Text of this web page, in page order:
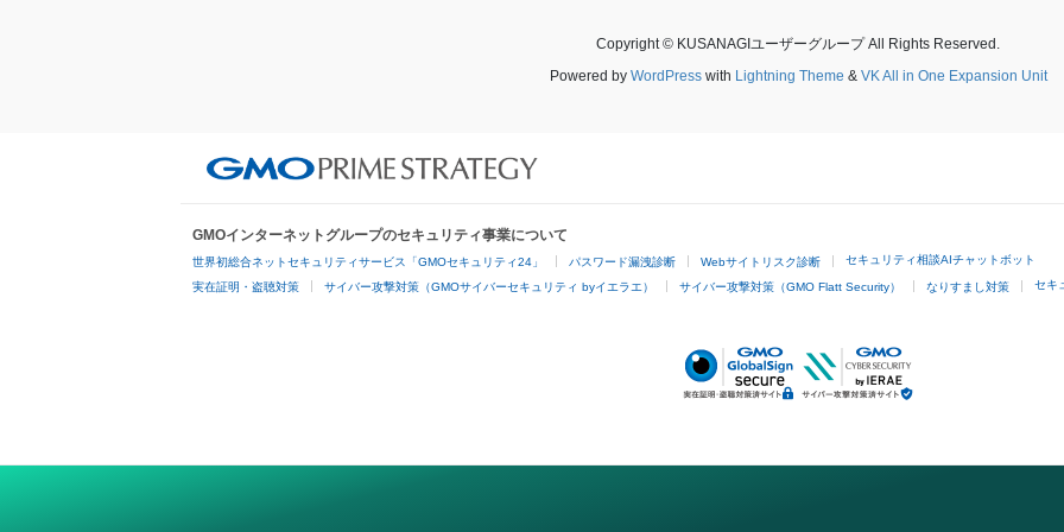
Copyright © KUSANAGIユーザーグループ All Rights Reserved.
Powered by WordPresswith Lightning Theme & VK All in One Expansion Unit
GMOインターネットグループのセキュリティ事業について
世界初総合ネットセキュリティサービス「GMOセキュリティ24」 パスワード漏洩診断 Webサイトリスク診断 セキュリティ相談AIチャットボット
実在証明・盗聴対策 サイバー攻撃対策（GMOサイバーセキュリティ byイエラエ） サイバー攻撃対策（GMO Flatt Security） なりすまし対策 セキ